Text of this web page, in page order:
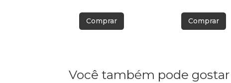
Comprar Comprar
Você também pode